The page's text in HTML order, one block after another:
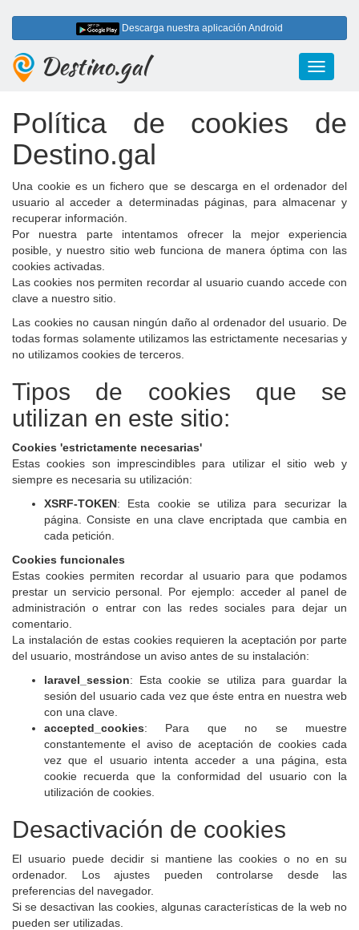
Descarga nuestra aplicación Android
Toggle
Destino.gal
Política de cookies de
Destino.gal
Una cookie es un fichero que se descarga en el ordenador del
usuario al acceder a determinadas páginas, para almacenar y
recuperar información.
Por nuestra parte intentamos ofrecer la mejor experiencia
posible, y nuestro sitio web funciona de manera óptima con las
cookies activadas.
Las cookies nos permiten recordar al usuario cuando accede con
clave a nuestro sitio.
Las cookies no causan ningún daño al ordenador del usuario. De
todas formas solamente utilizamos las estrictamente necesarias y
no utilizamos cookies de terceros.
Tipos de cookies que se
utilizan en este sitio:
Cookies 'estrictamente necesarias'
Estas cookies son imprescindibles para utilizar el sitio web y
siempre es necesaria su utilización:
XSRF-TOKEN: Esta cookie se utiliza para securizar la
página. Consiste en una clave encriptada que cambia en
cada petición.
Cookies funcionales
Estas cookies permiten recordar al usuario para que podamos
prestar un servicio personal. Por ejemplo: acceder al panel de
administración o entrar con las redes sociales para dejar un
comentario.
La instalación de estas cookies requieren la aceptación por parte
del usuario, mostrándose un aviso antes de su instalación:
laravel_session: Esta cookie se utiliza para guardar la
sesión del usuario cada vez que éste entra en nuestra web
con una clave.
accepted_cookies: Para que no se muestre
constantemente el aviso de aceptación de cookies cada
vez que el usuario intenta acceder a una página, esta
cookie recuerda que la conformidad del usuario con la
utilización de cookies.
Desactivación de cookies
El usuario puede decidir si mantiene las cookies o no en su
ordenador. Los ajustes pueden controlarse desde las
preferencias del navegador.
Si se desactivan las cookies, algunas características de la web no
pueden ser utilizadas.